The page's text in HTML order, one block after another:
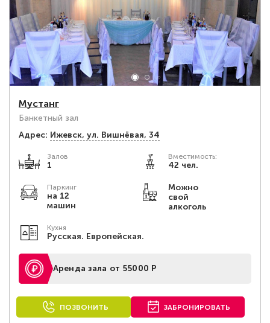
Мустанг
Банкетный зал
Адрес: Ижевск, ул. Вишнёвая, 34
Залов
1
Вместимость:
42 чел.
Паркинг
на 12
машин
Можно
свой
алкоголь
Кухня
Русская. Европейская.
Аренда зала от 55000 Р
ПОЗВОНИТЬ ЗАБРОНИРОВАТЬ